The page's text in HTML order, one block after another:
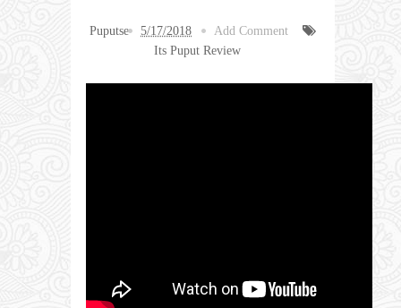
Puputse 5/17/2018
Add Comment
Its Puput Review